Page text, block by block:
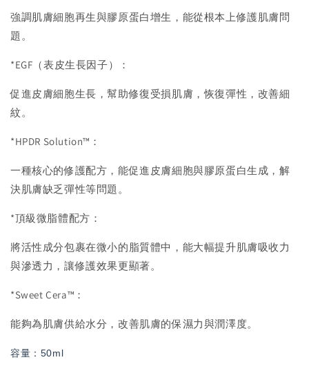
強調肌膚細胞再生與膠原蛋白增生，能從根本上修護肌膚問
題。
*EGF（表皮生長因子）：
促進皮膚細胞生長，幫助修復受損肌膚，恢復彈性，改善細
紋。
*HPDR Solution™：
一種核心的修護配方，能促進皮膚細胞與膠原蛋白生成，解
決肌膚缺乏彈性等問題。
*頂級微脂體配方：
將活性成分包裹在微小的脂質體中，能大幅提升肌膚吸收力
與滲透力，讓修護效果更顯著。
*Sweet Cera™：
能夠為肌膚供給水分，改善肌膚的保濕力與潤澤度。
容量：50ml